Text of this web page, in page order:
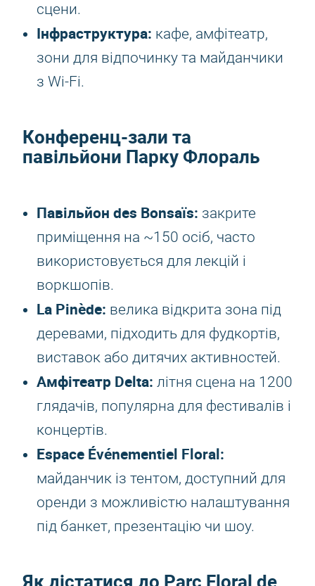
сцени.
Інфраструктура: кафе, амфітеатр,
зони для відпочинку та майданчики
з Wi-Fi.
Конференц-зали та
павільйони Парку Флораль
Павільйон des Bonsaïs: закрите
приміщення на ~150 осіб, часто
використовується для лекцій і
воркшопів.
La Pinède: велика відкрита зона під
деревами, підходить для фудкортів,
виставок або дитячих активностей.
Амфітеатр Delta: літня сцена на 1200
глядачів, популярна для фестивалів і
концертів.
Espace Événementiel Floral:
майданчик із тентом, доступний для
оренди з можливістю налаштування
під банкет, презентацію чи шоу.